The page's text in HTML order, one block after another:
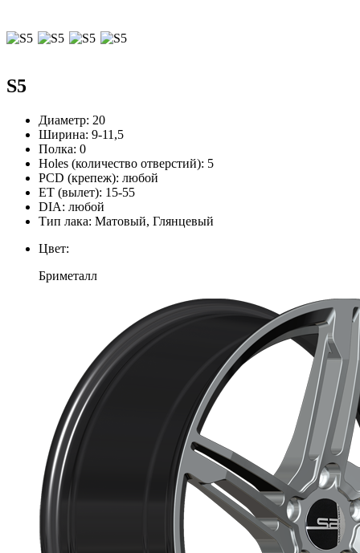
S5
Диаметр: 20
Ширина: 9-11,5
Полка: 0
Holes (количество отверстий): 5
PCD (крепеж): любой
ЕТ (вылет): 15-55
DIA: любой
Тип лака: Матовый, Глянцевый
Цвет:
Бриметалл